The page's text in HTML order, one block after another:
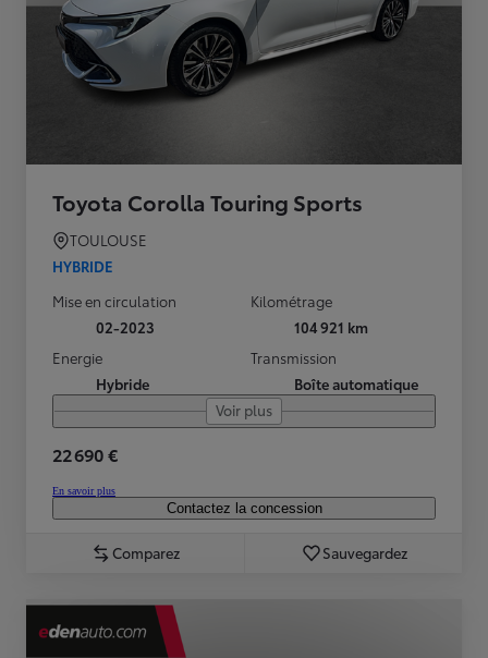
Toyota Corolla Touring Sports
TOULOUSE
HYBRIDE
Mise en circulation
02-2023
Kilométrage
104 921 km
Energie
Hybride
Transmission
Boîte automatique
Voir plus
22 690 €
En savoir plus
Contactez la concession
Comparez Sauvegardez